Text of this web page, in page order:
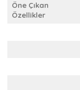
Öne Çıkan
Özellikler